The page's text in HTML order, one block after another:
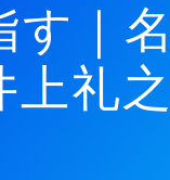
す｜
礼之